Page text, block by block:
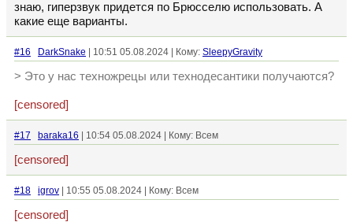
знаю, гиперзвук придется по Брюсселю использовать. А
какие еще варианты.
#16 DarkSnake | 10:51 05.08.2024 | Кому: SleepyGravity
> Это у нас техножрецы или технодесантики получаются?
[censored]
#17 baraka16 | 10:54 05.08.2024 | Кому: Всем
[censored]
#18 igrov | 10:55 05.08.2024 | Кому: Всем
[censored]